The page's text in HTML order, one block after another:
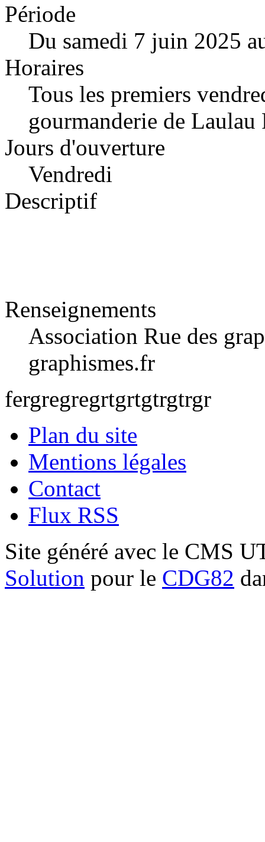
Période
Du samedi 7 juin 2025
Horaires
Tous les premiers
gourmanderie de Laulau
Jours d'ouverture
Vendredi
Descriptif
Renseignements
Association Rue des
graphismes.fr
fergregregrtgrtgtrgtrgr
Plan du site
Mentions légales
Contact
Flux RSS
Site généré avec le CMS
Solution pour le CDG82